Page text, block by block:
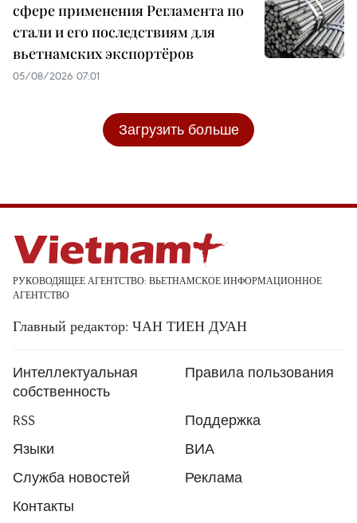
сфере применения Регламента по
стали и его последствиям для
вьетнамских экспортёров
05/08/2026 07:01
Загрузить больше
РУКОВОДЯЩЕЕ АГЕНТСТВО: ВЬЕТНАМСКОЕ ИНФОРМАЦИОННОЕ
АГЕНТСТВО
Главный редактор: ЧАН ТИЕН ДУАН
Интеллектуальная
собственность
Правила пользования
RSS
Поддержка
Языки
ВИА
Служба новостей
Реклама
Контакты